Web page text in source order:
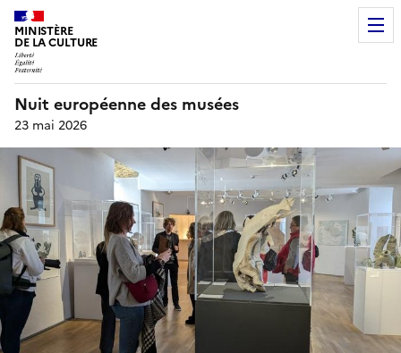
MINISTÈRE
DE LA CULTURE
Nuit européenne des musées
23 mai 2026